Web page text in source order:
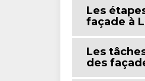
Les
façade à
Les
des